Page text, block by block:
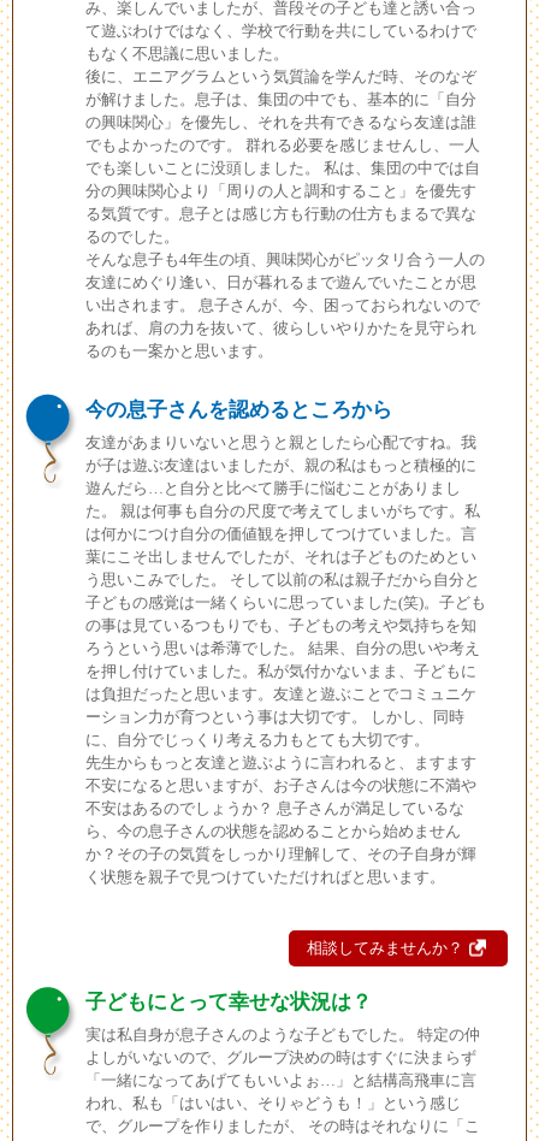
み、楽しんでいましたが、普段その子ども達と誘い合っ
て遊ぶわけではなく、学校で行動を共にしているわけで
もなく不思議に思いました。
後に、エニアグラムという気質論を学んだ時、そのなぞ
が解けました。息子は、集団の中でも、基本的に「自分
の興味関心」を優先し、それを共有できるなら友達は誰
でもよかったのです。 群れる必要を感じませんし、一人
でも楽しいことに没頭しました。 私は、集団の中では自
分の興味関心より「周りの人と調和すること」を優先す
る気質です。息子とは感じ方も行動の仕方もまるで異な
るのでした。
そんな息子も4年生の頃、興味関心がピッタリ合う一人の
友達にめぐり逢い、日が暮れるまで遊んでいたことが思
い出されます。 息子さんが、今、困っておられないので
あれば、肩の力を抜いて、彼らしいやりかたを見守られ
るのも一案かと思います。
今の息子さんを認めるところから
友達があまりいないと思うと親としたら心配ですね。我
が子は遊ぶ友達はいましたが、親の私はもっと積極的に
遊んだら…と自分と比べて勝手に悩むことがありまし
た。 親は何事も自分の尺度で考えてしまいがちです。私
は何かにつけ自分の価値観を押してつけていました。言
葉にこそ出しませんでしたが、それは子どものためとい
う思いこみでした。 そして以前の私は親子だから自分と
子どもの感覚は一緒くらいに思っていました(笑)。子ども
の事は見ているつもりでも、子どもの考えや気持ちを知
ろうという思いは希薄でした。 結果、自分の思いや考え
を押し付けていました。私が気付かないまま、子どもに
は負担だったと思います。友達と遊ぶことでコミュニケ
ーション力が育つという事は大切です。 しかし、同時
に、自分でじっくり考える力もとても大切です。
先生からもっと友達と遊ぶように言われると、ますます
不安になると思いますが、お子さんは今の状態に不満や
不安はあるのでしょうか？ 息子さんが満足しているな
ら、今の息子さんの状態を認めることから始めません
か？その子の気質をしっかり理解して、その子自身が輝
く状態を親子で見つけていただければと思います。
相談してみませんか？
子どもにとって幸せな状況は？
実は私自身が息子さんのような子どもでした。 特定の仲
よしがいないので、グループ決めの時はすぐに決まらず
「一緒になってあげてもいいよぉ…」と結構高飛車に言
われ、私も「はいはい、そりゃどうも！」という感じ
で、グループを作りましたが、 その時はそれなりに「こ